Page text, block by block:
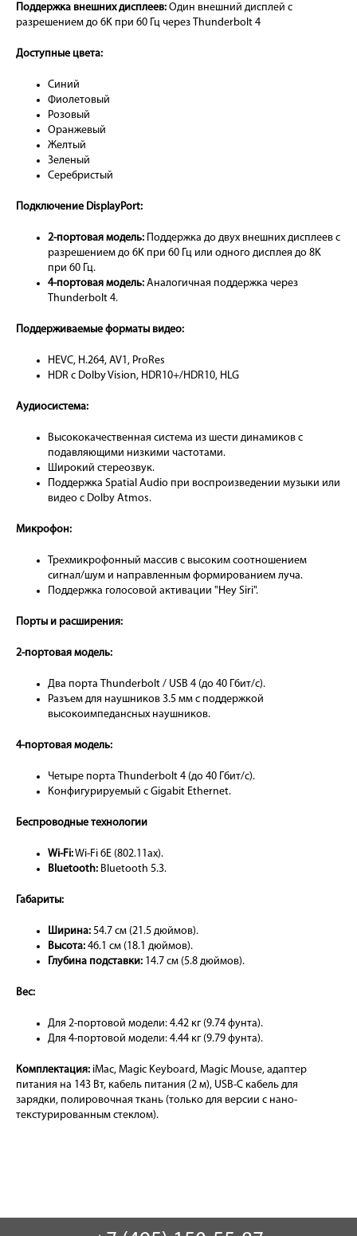
Поддержка внешних дисплеев: Один внешний дисплей с
разрешением до 6K при 60 Гц через Thunderbolt 4
Доступные цвета:
Синий
Фиолетовый
Розовый
Оранжевый
Желтый
Зеленый
Серебристый
Подключение DisplayPort:
2-портовая модель: Поддержка до двух внешних дисплеев с
разрешением до 6K при 60 Гц или одного дисплея до 8K
при 60 Гц.
4-портовая модель: Аналогичная поддержка через
Thunderbolt 4.
Поддерживаемые форматы видео:
HEVC, H.264, AV1, ProRes
HDR с Dolby Vision, HDR10+/HDR10, HLG
Аудиосистема:
Высококачественная система из шести динамиков с
подавляющими низкими частотами.
Широкий стереозвук.
Поддержка Spatial Audio при воспроизведении музыки или
видео с Dolby Atmos.
Микрофон:
Трехмикрофонный массив с высоким соотношением
сигнал/шум и направленным формированием луча.
Поддержка голосовой активации "Hey Siri".
Порты и расширения:
2-портовая модель:
Два порта Thunderbolt / USB 4 (до 40 Гбит/с).
Разъем для наушников 3.5 мм с поддержкой
высокоимпедансных наушников.
4-портовая модель:
Четыре порта Thunderbolt 4 (до 40 Гбит/с).
Конфигурируемый с Gigabit Ethernet.
Беспроводные технологии
Wi-Fi:Wi-Fi 6E (802.11ax).
Bluetooth: Bluetooth 5.3.
Габариты:
Ширина: 54.7 см (21.5 дюймов).
Высота: 46.1 см (18.1 дюймов).
Глубина подставки: 14.7 см (5.8 дюймов).
Вес:
Для 2-портовой модели: 4.42 кг (9.74 фунта).
Для 4-портовой модели: 4.44 кг (9.79 фунта).
Комплектация: iMac, Magic Keyboard, Magic Mouse, адаптер
питания на 143 Вт, кабель питания (2 м), USB-C кабель для
зарядки, полировочная ткань (только для версии с нано-
текстурированным стеклом).